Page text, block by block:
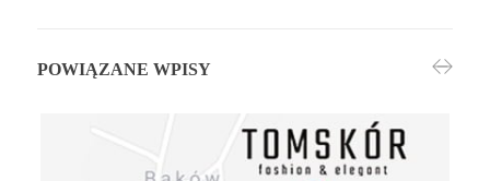
POWIĄZANE WPISY